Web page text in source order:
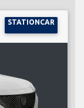
STATIONCAR